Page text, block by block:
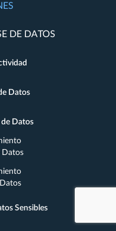
DE DATOS
Datos
de Datos
Datos
Sensibles